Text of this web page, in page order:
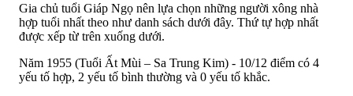
Gia chủ tuổi Giáp Ngọ nên lựa chọn những người xông nhà
hợp tuổi nhất theo như danh sách dưới đây. Thứ tự hợp nhất
được xếp từ trên xuống dưới.
Năm 1955 (Tuổi Ất Mùi – Sa Trung Kim) - 10/12 điểm có 4
yếu tố hợp, 2 yếu tố bình thường và 0 yếu tố khắc.